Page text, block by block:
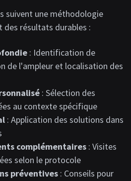
suivent une méthodologie
résultats durables :
: Identification de
de l'ampleur et localisation des
: Sélection des
au contexte spécifique
: Application des solutions dans
complémentaires : Visites
selon le protocole
préventives : Conseils pour